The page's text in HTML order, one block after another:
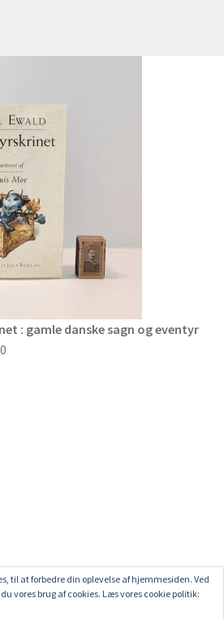
: gamle danske sagn og eventyr
til at forbedre din oplevelse af hjemmesiden. Ved
vores brug af cookies. Læs vores cookie politik: